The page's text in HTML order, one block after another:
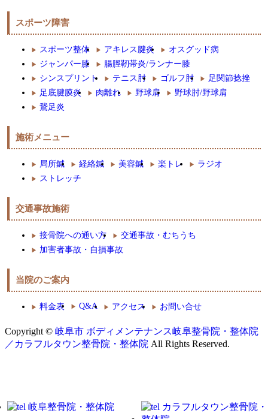
スポーツ障害
スポーツ整体 アキレス腱炎
オスグッド病
ジャンパー膝
腸脛靭帯炎/ランナー膝
シンスプリント
テニス肘 ゴルフ肘
足関節捻挫
足底腱膜炎
肉離れ 野球肩
野球肘/野球肩
鵞足炎
施術メニュー
局所鍼 経絡鍼 美容鍼 楽トレ
ラジオ
ストレッチ
交通事故施術
接骨院への通い方
交通事故・むちうち
加害者事故・自損事故
当院のご案内
料金表 Q&A アクセス お問い合せ
Copyright © 岐阜市 ボディメンテナンス岐阜整骨院・整体院
／カラフルタウン整骨院・整体院 All Rights Reserved.